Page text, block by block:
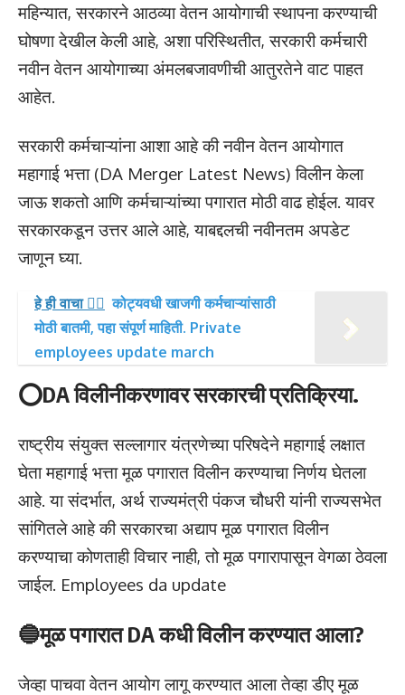
महिन्यात, सरकारने आठव्या वेतन आयोगाची स्थापना करण्याची
घोषणा देखील केली आहे, अशा परिस्थितीत, सरकारी कर्मचारी
नवीन वेतन आयोगाच्या अंमलबजावणीची आतुरतेने वाट पाहत
आहेत.
सरकारी कर्मचाऱ्यांना आशा आहे की नवीन वेतन आयोगात
महागाई भत्ता (DA Merger Latest News) विलीन केला
जाऊ शकतो आणि कर्मचाऱ्यांच्या पगारात मोठी वाढ होईल. यावर
सरकारकडून उत्तर आले आहे, याबद्दलची नवीनतम अपडेट
जाणून घ्या.
हे ही वाचा 👉🏻 कोट्यवधी खाजगी कर्मचाऱ्यांसाठी
मोठी बातमी, पहा संपूर्ण माहिती. Private
employees update march
⭕DA विलीनीकरणावर सरकारची प्रतिक्रिया.
राष्ट्रीय संयुक्त सल्लागार यंत्रणेच्या परिषदेने महागाई लक्षात
घेता महागाई भत्ता मूळ पगारात विलीन करण्याचा निर्णय घेतला
आहे. या संदर्भात, अर्थ राज्यमंत्री पंकज चौधरी यांनी राज्यसभेत
सांगितले आहे की सरकारचा अद्याप मूळ पगारात विलीन
करण्याचा कोणताही विचार नाही, तो मूळ पगारापासून वेगळा ठेवला
जाईल. Employees da update
🔵मूळ पगारात DA कधी विलीन करण्यात आला?
जेव्हा पाचवा वेतन आयोग लागू करण्यात आला तेव्हा डीए मूळ